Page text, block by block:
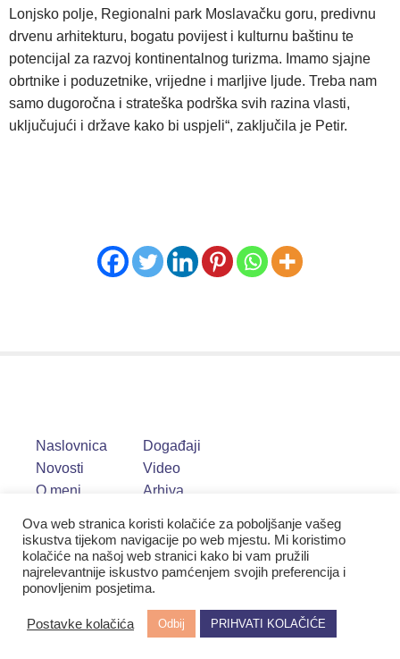
Lonjsko polje, Regionalni park Moslavačku goru, predivnu
drvenu arhitekturu, bogatu povijest i kulturnu baštinu te
potencijal za razvoj kontinentalnog turizma. Imamo sjajne
obrtnike i poduzetnike, vrijedne i marljive ljude. Treba nam
samo dugoročna i strateška podrška svih razina vlasti,
uključujući i države kako bi uspjeli“, zaključila je Petir.
Naslovnica
Novosti
O meni
Događaji
Video
Arhiva
Ova web stranica koristi kolačiće za poboljšanje vašeg
iskustva tijekom navigacije po web mjestu. Mi koristimo
kolačiće na našoj web stranici kako bi vam pružili
najrelevantnije iskustvo pamćenjem svojih preferencija i
ponovljenim posjetima.
Postavke kolačića Odbij PRIHVATI KOLAČIĆE